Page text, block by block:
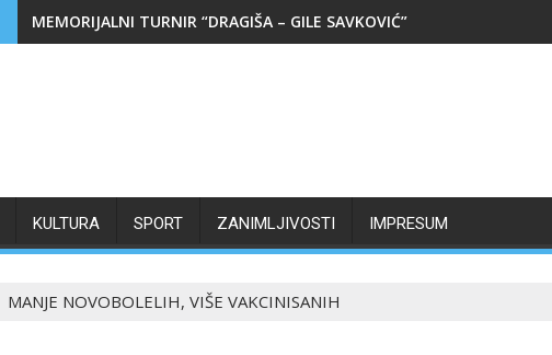
MEMORIJALNI TURNIR “DRAGIŠA – GILE SAVKOVIĆ”
KULTURA SPORT ZANIMLJIVOSTI IMPRESUM
MANJE NOVOBOLELIH, VIŠE VAKCINISANIH